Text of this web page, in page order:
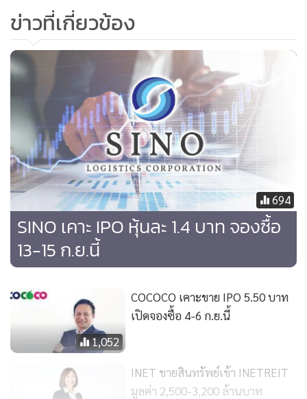
company) โดยมีบริษัทย่อยเพียง 1 บริษัท ซึ่งบริษัทฯ เป็นผู้ถือ
หุ้นสัดส่วนร้อยละ 100 คือ บริษัท แคมโบเดีย แอร์ ทราฟฟิค
เซอร์วิส จำกัด (CATS) ซึ่งจดทะเบียนก่อตั้งในประเทศกัมพูชา
เพื่อประกอบธุรกิจให้บริการบริหารจัดการควบคุมการจราจรทาง
อากาศทั่วน่านฟ้าประเทศกัมพูชาเพียงผู้เดียว
ข่าวที่เกี่ยวข้อง
694
SINO เคาะ IPO หุ้นละ 1.4 บาท จองซื้อ
13-15 ก.ย.นี้
1,052
COCOCO เคาะขาย IPO 5.50 บาท
เปิดจองซื้อ 4-6 ก.ย.นี้
INET ขายสินทรัพย์เข้า INETREIT
มูลค่า 2,500-3,200 ล้านบาท